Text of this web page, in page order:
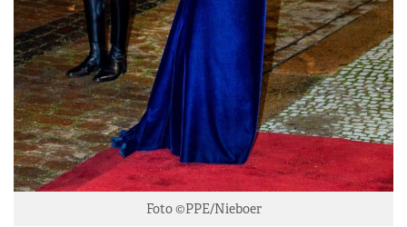
Foto ©PPE/Nieboer